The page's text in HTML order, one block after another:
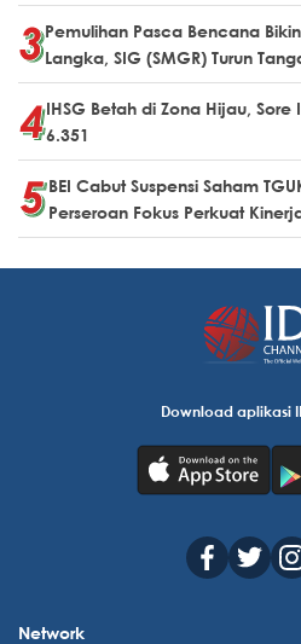
Pemulihan Pasca Bencana
Langka, SIG (SMGR) Turun
IHSG Betah di Zona Hijau,
6.351
BEI Cabut Suspensi Saham
Perseroan Fokus Perkuat
Download aplikasi
Network